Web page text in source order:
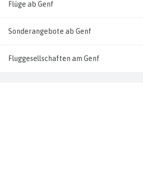
Flüge ab Genf
Sonderangebote ab Genf
Fluggesellschaften am Genf